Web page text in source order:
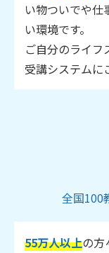
い物ついでや仕
い環境です。
ご自分のライ
受講システムに
全国100
55万人以上の方